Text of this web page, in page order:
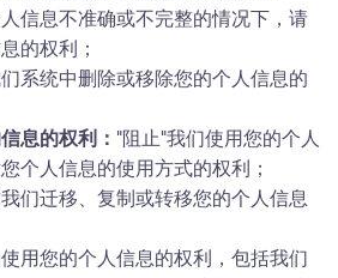
信息不准确或不完整的情况下，请
的权利；
系统中删除或移除您的个人信息的
息的权利： “阻止”我们使用您的个人
个人信息的使用方式的权利；
们迁移、复制或转移您的个人信息
用您的个人信息的权利，包括我们